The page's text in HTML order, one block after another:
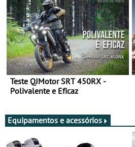
Teste QJMotor SRT 450RX -
Polivalente e Eficaz
Equipamentos e acessórios